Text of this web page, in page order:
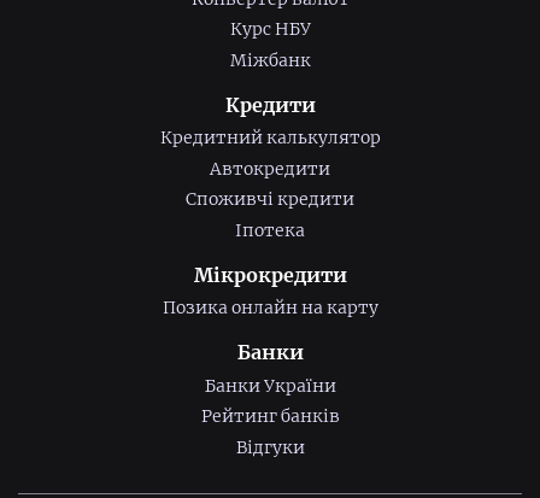
Курс НБУ
Міжбанк
Кредити
Кредитний калькулятор
Автокредити
Споживчі кредити
Іпотека
Мікрокредити
Позика онлайн на карту
Банки
Банки України
Рейтинг банків
Відгуки